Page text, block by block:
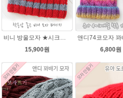
비니 방울모자 ★시크릿울패키지 모자뜨기 뜨개질
15,900원
6,800원